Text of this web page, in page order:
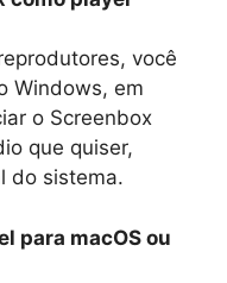
você
Windows, em
o Screenbox
que quiser,
do sistema.
para macOS ou